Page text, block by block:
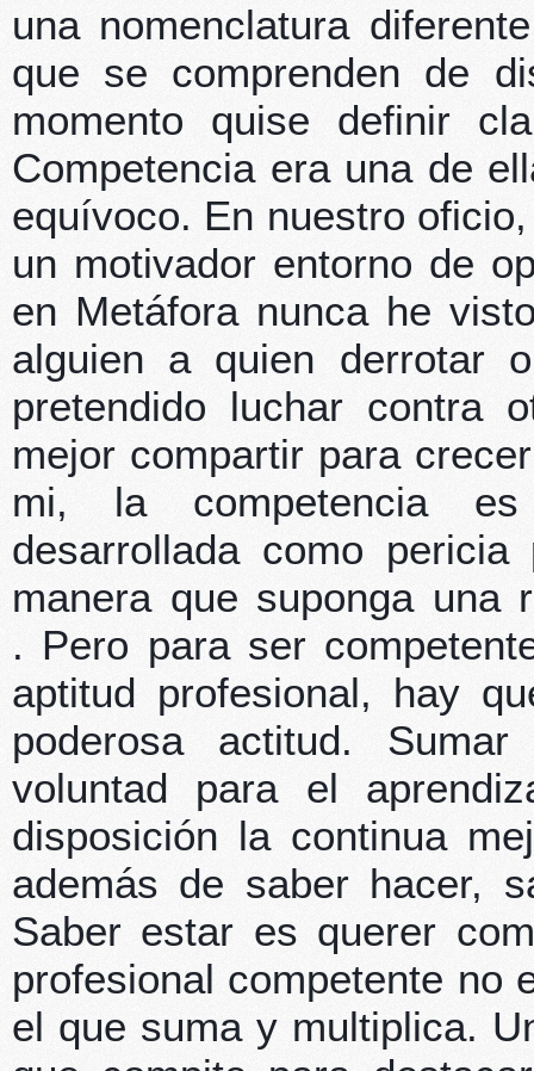
una nomenclatura
que se comprenden de
momento quise definir
Competencia era una de
equívoco. En nuestro
un motivador entorno de
en Metáfora nunca he
alguien a quien derrotar
pretendido luchar contra
mejor compartir para
mi, la competencia es
desarrollada como
manera que suponga una
. Pero para ser
aptitud profesional, hay
poderosa actitud.
voluntad para el
disposición la continua
además de saber hacer,
Saber estar es querer
profesional competente no
el que suma y multiplica.